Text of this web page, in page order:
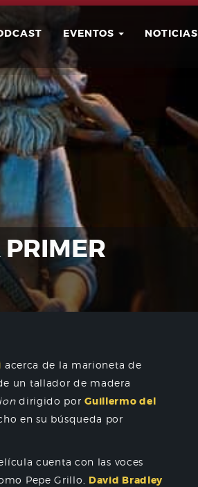
EVENTOS NOTICIAS
Usuario
acerca de la marioneta de
un tallador de madera
dirigido porGuillermo del
en su búsqueda por
cuenta con las voces
Pepe Grillo, David Bradley